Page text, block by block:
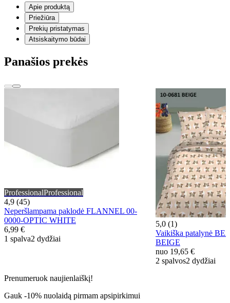
Apie produktą
Priežiūra
Prekių pristatymas
Atsiskaitymo būdai
Panašios prekės
ProfessionalProfessional
4,9 (45)
Neperšlampama paklodė FLANNEL 00-
0000-OPTIC WHITE
6,99 €
1 spalva2 dydžiai
5,0 (1)
Vaikiška patalynė
BEIGE
nuo 19,65 €
2 spalvos2 dydžiai
Prenumeruok naujienlaiškį!
Gauk -10% nuolaidą pirmam apsipirkimui